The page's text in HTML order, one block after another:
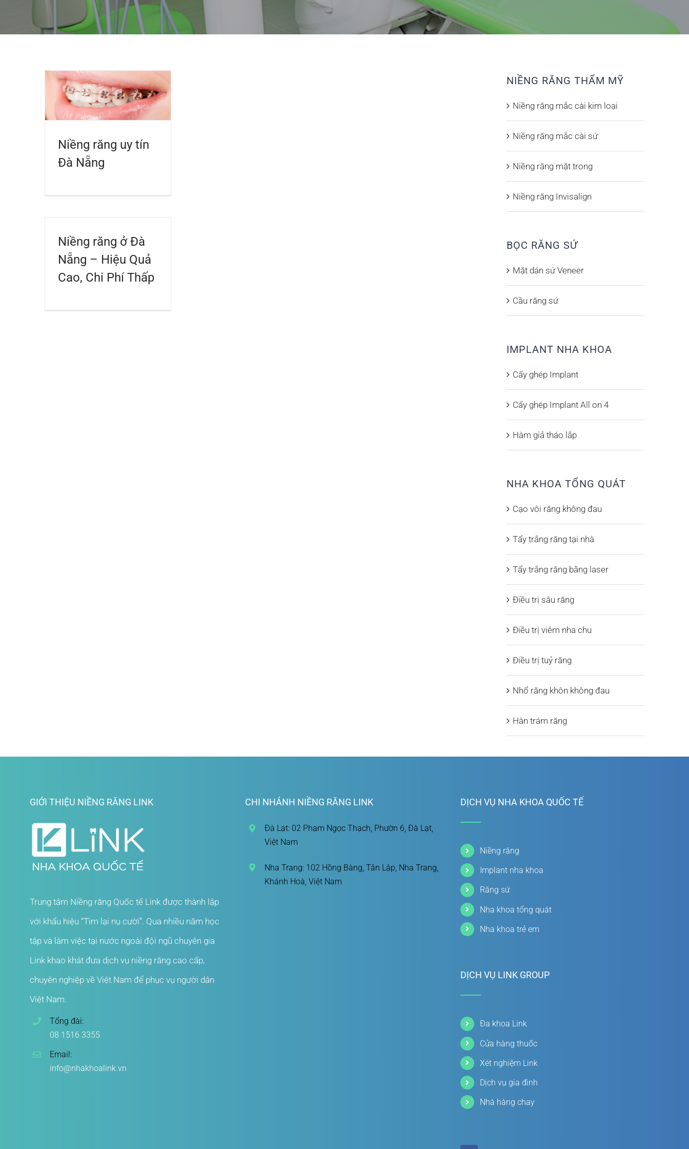
Niềng răng uy tín
Đà Nẵng
Niềng răng ở Đà
Nẵng – Hiệu Quả
Cao, Chi Phí Thấp
NIỀNG RĂNG THẨM MỸ
Niềng răng mắc cài kim loại
Niềng răng mắc cài sứ
Niềng răng mặt trong
Niềng răng Invisalign
BỌC RĂNG SỨ
Mặt dán sứ Veneer
Cầu răng sứ
IMPLANT NHA KHOA
Cấy ghép Implant
Cấy ghép Implant All on 4
Hàm giả tháo lắp
NHA KHOA TỔNG QUÁT
Cạo vôi răng không đau
Tẩy trắng răng tại nhà
Tẩy trắng răng bằng laser
Điều trị sâu răng
Điều trị viêm nha chu
Điều trị tuỷ răng
Nhổ răng khôn không đau
Hàn trám răng
GIỚI THIỆU NIỀNG RĂNG LINK
Trung tâm Niềng răng Quốc tế Link được thành lập
với khẩu hiệu “Tìm lại nụ cười”. Qua nhiều năm học
tập và làm việc tại nước ngoài đội ngũ chuyên gia
Link khao khát đưa dịch vụ niềng răng cao cấp,
chuyên nghiệp về Việt Nam để phục vụ người dân
Việt Nam.
Tổng đài:
08 1516 3355
Email:
info@nhakhoalink.vn
CHI NHÁNH NIỀNG RĂNG LINK
Đà Lạt: 02 Phạm Ngọc Thạch, Phườn 6, Đà Lạt,
Việt Nam
Nha Trang: 102 Hồng Bàng, Tân Lập, Nha Trang,
Khánh Hoà, Việt Nam
DỊCH VỤ NHA KHOA QUỐC TẾ
Niềng răng
Implant nha khoa
Răng sứ
Nha khoa tổng quát
Nha khoa trẻ em
DỊCH VỤ LINK GROUP
Đa khoa Link
Cửa hàng thuốc
Xét nghiệm Link
Dịch vụ gia đình
Nhà hàng chay